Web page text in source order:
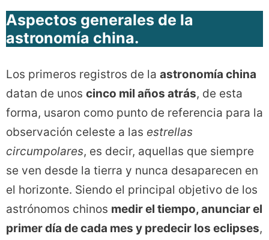
Aspectos generales de la
astronomía china.
Los primeros registros de la astronomía china
datan de unos cinco mil años atrás, de esta
forma, usaron como punto de referencia para la
observación celeste a las estrellas
circumpolares, es decir, aquellas que siempre
se ven desde la tierra y nunca desaparecen en
el horizonte. Siendo el principal objetivo de los
astrónomos chinos medir el tiempo, anunciar el
primer día de cada mes y predecir los eclipses,